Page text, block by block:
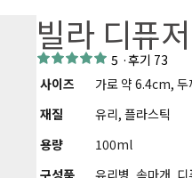
, 천연 원료, 조향 베이스, 조
합·생산해 드리는 서비스입
저/석
고
재/도
구
일
빌라 디퓨
5 ·후기 73
사이즈
가로 약 6.4cm,
재질
유리, 플라스틱
용량
100ml